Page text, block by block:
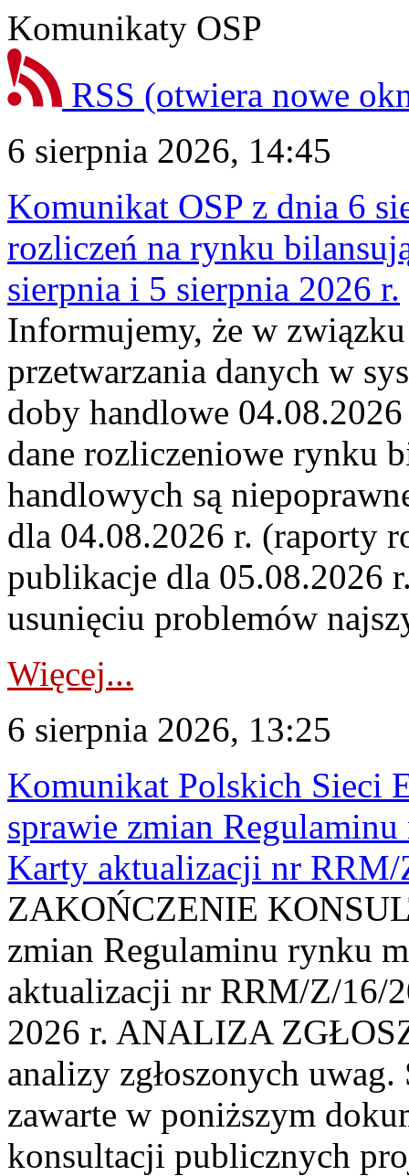
Komunikaty OSP
RSS (otwiera nowe
6 sierpnia 2026, 14:45
Komunikat OSP z dnia 6
rozliczeń na rynku
sierpnia i 5 sierpnia 2026 r.
Informujemy, że w
przetwarzania danych w
doby handlowe
dane rozliczeniowe rynku
handlowych są
dla 04.08.2026 r. (raporty
publikacje dla 05.08.2026
usunięciu problemów
Więcej...
6 sierpnia 2026, 13:25
Komunikat Polskich Sieci
sprawie zmian
Karty aktualizacji nr
ZAKOŃCZENIE
zmian Regulaminu rynku
aktualizacji nr RRM/Z/16/
2026 r. ANALIZA
analizy zgłoszonych
zawarte w poniższym
konsultacji publicznych